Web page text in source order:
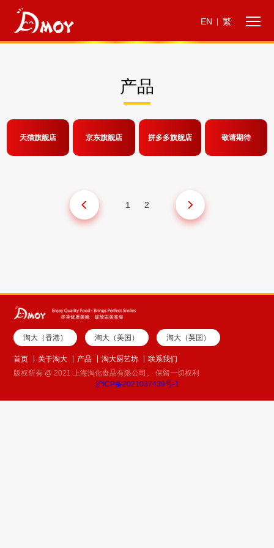
EN 繁
产品
天猫旗舰店 京东旗舰店 拼多多旗舰店 敬请期待
1 2
淘大（香港） 淘大（美国） 淘大（英国）
首页 关于淘大 产品 淘大厨艺坊
联系我们
版权所有 @ 2021 上海淘化食品有限公司。 保留一切权利
沪ICP备2021037439号-1